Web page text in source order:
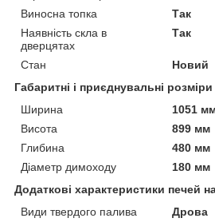
Виносна топка
Так
Наявність скла в
дверцятах
Так
Стан
Новий
Габаритні і приєднувальні розміри
Ширина
1051
Висота
899 мм
Глибина
480 мм
Діаметр димоходу
180 мм
Додаткові характеристики печей
Види твердого палива
Дрова